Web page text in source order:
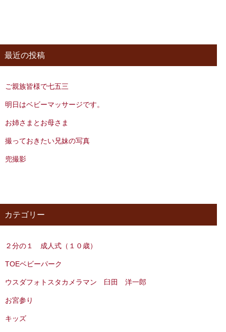
最近の投稿
ご親族皆様で七五三
明日はベビーマッサージです。
お姉さまとお母さま
撮っておきたい兄妹の写真
兜撮影
カテゴリー
２分の１ 成人式（１０歳）
TOEベビーパーク
ウスダフォトスタカメラマン 臼田 洋一郎
お宮参り
キッズ